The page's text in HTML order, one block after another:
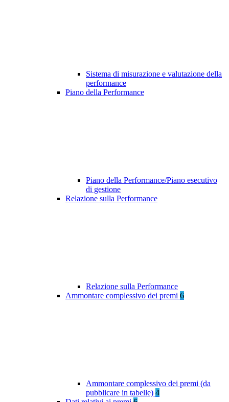
Sistema di misurazione e valutazione della
performance
Piano della Performance
Piano della Performance/Piano esecutivo
di gestione
Relazione sulla Performance
Relazione sulla Performance
Ammontare complessivo dei premi 6
Ammontare complessivo dei premi (da
pubblicare in tabelle) 4